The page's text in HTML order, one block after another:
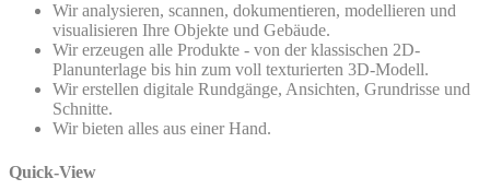
Wir analysieren, scannen, dokumentieren, modellieren und
visualisieren Ihre Objekte und Gebäude.
Wir erzeugen alle Produkte - von der klassischen 2D-
Planunterlage bis hin zum voll texturierten 3D-Modell.
Wir erstellen digitale Rundgänge, Ansichten, Grundrisse und
Schnitte.
Wir bieten alles aus einer Hand.
Quick-View